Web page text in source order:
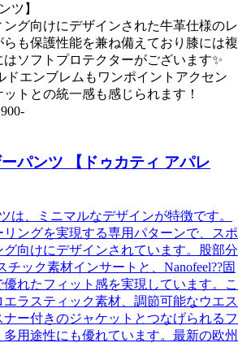
ツ】
グ向けにデザインされた牛革仕様のレ
も保護性能を兼ね備えており膝には複
ソフトプロテクターがございます✨️
ドエンブレムもワンポイントアクセン
トとの統一感も感じられます！
パンツ 【ドゥカティ アパレ
は、ミニマルなデザインが特徴です。
ングを実現する専用パターンで、スポ
向けにデザインされています。股部分
チック素材インサートと、Nanofeel??固
れたフィット感を実現しています。こ
ラスティック素材、調節可能なウエス
ナー付きのジャケットとつなげられるフ
用途性にも優れています。最新の欧州